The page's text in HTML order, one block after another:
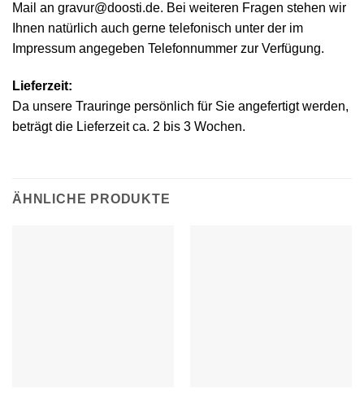
Mail an gravur@doosti.de. Bei weiteren Fragen stehen wir
Ihnen natürlich auch gerne telefonisch unter der im
Impressum angegeben Telefonnummer zur Verfügung.
Lieferzeit:
Da unsere Trauringe persönlich für Sie angefertigt werden,
beträgt die Lieferzeit ca. 2 bis 3 Wochen.
ÄHNLICHE PRODUKTE